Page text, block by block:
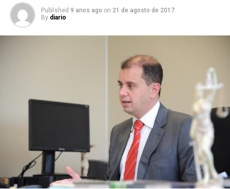
Published 9 anos ago on 21 de agosto de 2017
By diario